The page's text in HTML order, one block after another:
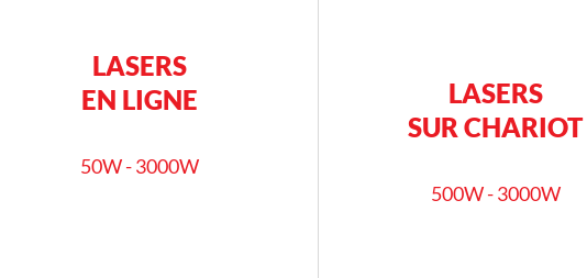
LASERS
EN LIGNE
50W - 3000W
LASERS
SUR CHARIOT
500W - 3000W